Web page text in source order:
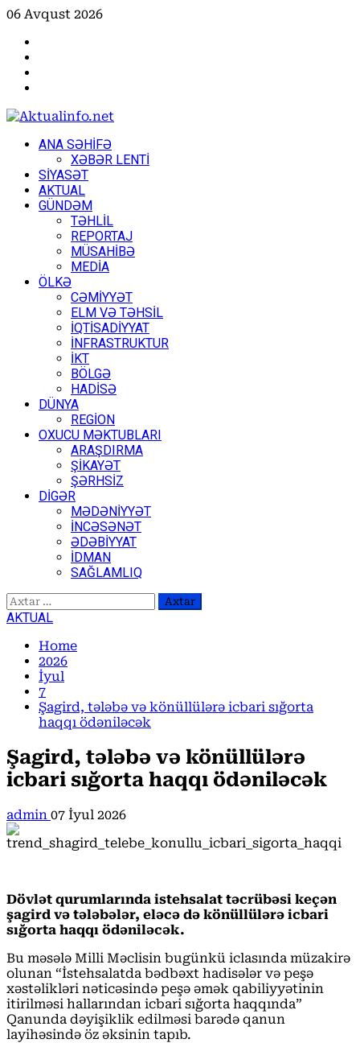
Skip
content
06 Avqust 2026
PrimaryANA SƏHİFƏ
XƏBƏR LENTİ
SİYASƏT
AKTUAL
GÜNDƏM
TƏHLİL
REPORTAJ
MÜSAHİBƏ
MEDİA
ÖLKƏ
CƏMİYYƏT
ELM VƏ TƏHSİL
İQTİSADİYYAT
İNFRASTRUKTUR
İKT
BÖLGƏ
HADİSƏ
DÜNYA
REGİON
OXUCU MƏKTUBLARI
ARAŞDIRMA
ŞİKAYƏT
ŞƏRHSİZ
DİGƏR
MƏDƏNİYYƏT
İNCƏSƏNƏT
ƏDƏBİYYAT
İDMAN
SAĞLAMLIQ
Axtarış:
AKTUAL
Home
2026
İyul
7
Şagird, tələbə və könüllülərə icbari sığorta
haqqı ödəniləcək
Şagird, tələbə və könüllülərə
icbari sığorta haqqı ödəniləcək
admin 07 İyul 2026
Dövlət qurumlarında istehsalat təcrübəsi keçən
şagird və tələbələr, eləcə də könüllülərə icbari
sığorta haqqı ödəniləcək.
Bu məsələ Milli Məclisin bugünkü iclasında müzakirə
olunan “İstehsalatda bədbəxt hadisələr və peşə
xəstəlikləri nəticəsində peşə əmək qabiliyyətinin
itirilməsi hallarından icbari sığorta haqqında”
Qanunda dəyişiklik edilməsi barədə qanun
layihəsində öz əksinin tapıb.